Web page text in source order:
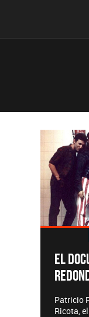
EL
Patricio
Ricota,